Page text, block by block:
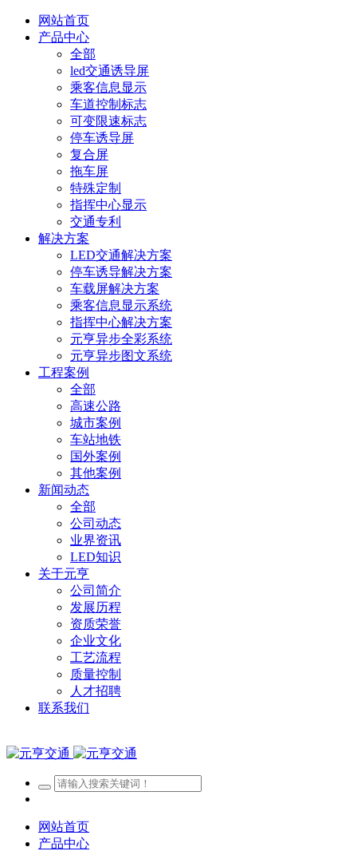
网站首页
产品中心
全部
led交通诱导屏
乘客信息显示
车道控制标志
可变限速标志
停车诱导屏
复合屏
拖车屏
特殊定制
指挥中心显示
交通专利
解决方案
LED交通解决方案
停车诱导解决方案
车载屏解决方案
乘客信息显示系统
指挥中心解决方案
元亨异步全彩系统
元亨异步图文系统
工程案例
全部
高速公路
城市案例
车站地铁
国外案例
其他案例
新闻动态
全部
公司动态
业界资讯
LED知识
关于元亨
公司简介
发展历程
资质荣誉
企业文化
工艺流程
质量控制
人才招聘
联系我们
网站首页
产品中心